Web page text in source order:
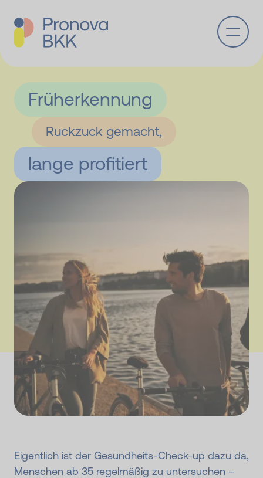
Früh­er­kennung
Ruckzuck gemacht,
lange pro­fi­tiert
Eigentlich ist der Gesundheits-Check-up dazu da,
Menschen ab 35 regelmäßig zu untersuchen –